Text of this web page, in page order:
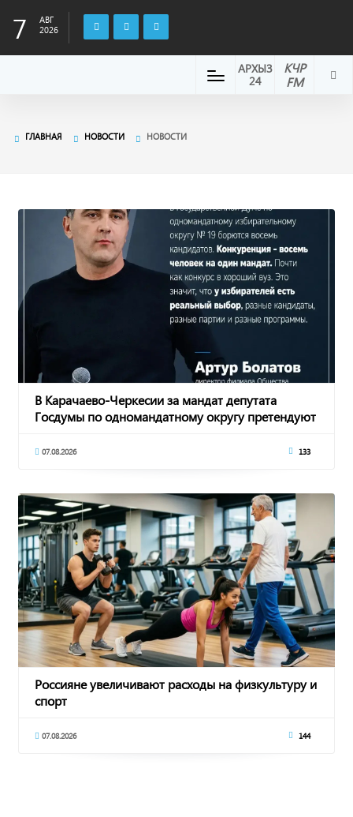
7
АВГ
2026
КЧР
FM
АРХЫЗ
24
ГЛАВНАЯ НОВОСТИ НОВОСТИ
В Карачаево-Черкесии за мандат депутата
Госдумы по одномандатному округу претендуют
07.08.2026 133
Россияне увеличивают расходы на физкультуру и
спорт
07.08.2026 144